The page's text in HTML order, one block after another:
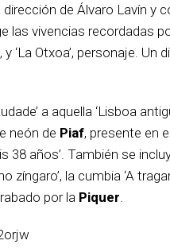
dirección de Álvaro Lavín y
vivencias recordadas
‘La Otxoa’, personaje. Un
a aquella ‘Lisboa
neón de Piaf, presente en
38 años’. También se
zíngaro’, la cumbia ‘A
por la Piquer